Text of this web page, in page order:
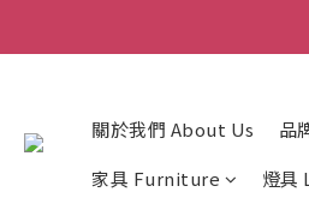
關於我們 About Us 品
家具 Furniture
燈具